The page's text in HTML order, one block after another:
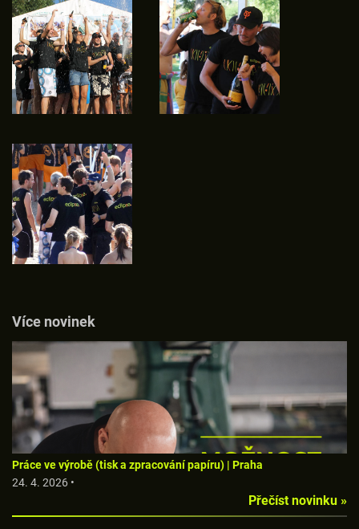
Více novinek
Práce ve výrobě (tisk a zpracování papíru) | Praha
24. 4. 2026 •
Přečíst novinku »